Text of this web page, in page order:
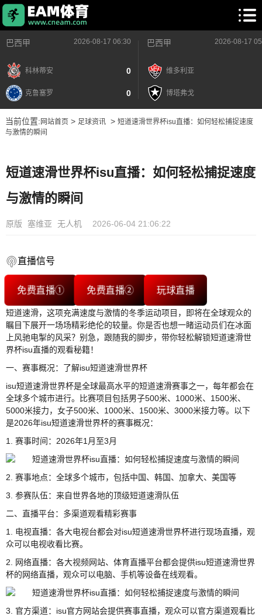
巴西甲 2026-08-17 06:30
科林蒂安 0
克鲁塞罗 0
巴西甲 2026-08-17
维多利亚
博塔弗戈
当前位置: 网站首页> 足球资讯> 短道速滑世界杯isu直播：如何轻松捕捉速度
与激情的瞬间
短道速滑世界杯isu直播：如何轻松捕捉速度
与激情的瞬间
原版 塞维亚 无人机 2026-06-04 21:06:22
直播信号
免费直播① 免费直播② 玩球直播
短道速滑，这项充满速度与激情的冬季运动项目，即将在全球观众的
瞩目下展开一场场精彩绝伦的较量。你是否也想一睹运动员们在冰面
上风驰电掣的风采？别急，跟随我的脚步，带你轻松解锁短道速滑世
界杯isu直播的观看秘籍！
一、赛事概况：了解isu短道速滑世界杯
isu短道速滑世界杯是全球最高水平的短道速滑赛事之一，每年都会在
全球多个城市进行。比赛项目包括男子500米、1000米、1500米、
5000米接力，女子500米、1000米、1500米、3000米接力等。以下
是2026年isu短道速滑世界杯的赛事概况：
1. 赛事时间：2026年1月至3月
2. 赛事地点：全球多个城市，包括中国、韩国、加拿大、美国等
3. 参赛队伍：来自世界各地的顶级短道速滑队伍
二、直播平台：多渠道观看精彩赛事
1. 电视直播：各大电视台都会对isu短道速滑世界杯进行现场直播，观
众可以电视收看比赛。
2. 网络直播：各大视频网站、体育直播平台都会提供isu短道速滑世界
杯的网络直播，观众可以电脑、手机等设备在线观看。
3. 官方渠道：isu官方网站会提供赛事直播，观众可以官方渠道观看比